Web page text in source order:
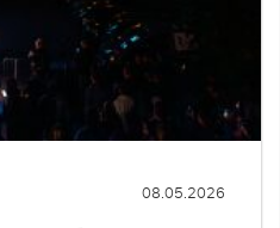
08.05.2026